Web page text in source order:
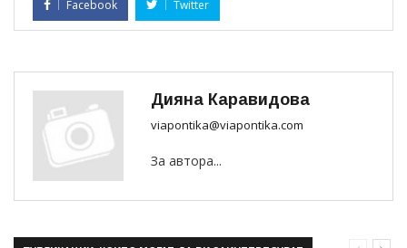
Facebook Twitter
Дияна Каравидова
viapontika@viapontika.com
За автора...